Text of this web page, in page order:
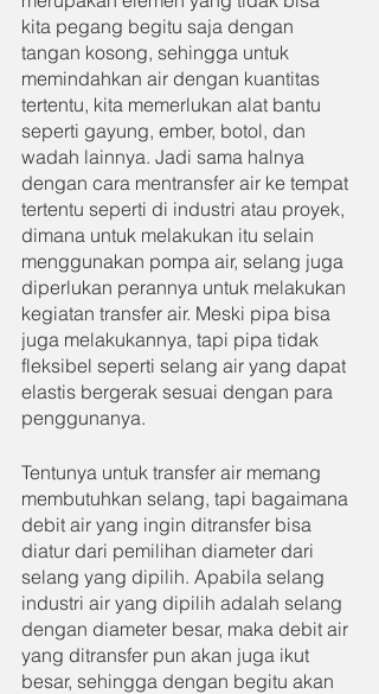
kita pegang begitu saja dengan
tangan kosong, sehingga untuk
memindahkan air dengan kuantitas
tertentu, kita memerlukan alat bantu
seperti gayung, ember, botol, dan
wadah lainnya. Jadi sama halnya
dengan cara mentransfer air ke tempat
tertentu seperti di industri atau proyek,
dimana untuk melakukan itu selain
menggunakan pompa air, selang juga
diperlukan perannya untuk melakukan
kegiatan transfer air. Meski pipa bisa
juga melakukannya, tapi pipa tidak
fleksibel seperti selang air yang dapat
elastis bergerak sesuai dengan para
penggunanya.
Tentunya untuk transfer air memang
membutuhkan selang, tapi bagaimana
debit air yang ingin ditransfer bisa
diatur dari pemilihan diameter dari
selang yang dipilih. Apabila selang
industri air yang dipilih adalah selang
dengan diameter besar, maka debit air
yang ditransfer pun akan juga ikut
besar, sehingga dengan begitu akan